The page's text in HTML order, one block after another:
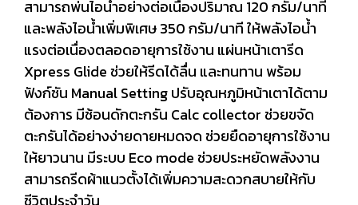
สามารถพ่นไอน้ำอย่างต่อเนื่องปริมาณ 120 กรัม/นาที
และพลังไอน้ำเพิ่มพิเศษ 350 กรัม/นาที ให้พลังไอน้ำ
แรงต่อเนื่องตลอดอายุการใช้งาน แผ่นหน้าเตารีด
Xpress Glide ช่วยให้รีดได้ลื่น และทนทาน พร้อม
ฟังก์ชัน Manual Setting ปรับอุณหภูมิหน้าเตาได้ตาม
ต้องการ มีช้อนดักตะกรัน Calc collector ช่วยขจัด
ตะกรันได้อย่างง่ายดายหมดจด ช่วยยืดอายุการใช้งาน
ให้ยาวนาน มีระบบ Eco mode ช่วยประหยัดพลังงาน
สามารถรีดผ้าแนวตั้งได้เพิ่มความสะดวกสบายให้กับ
ชีวิตประจำวัน